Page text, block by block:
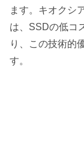
ます。キオクシ
は、SSDの低コ
り、この技術的
す。